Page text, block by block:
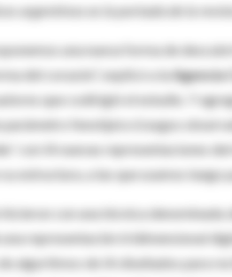
argentinos es la portada de la
una nueva forma de
del corazón”, explicó a laAgencia
que codirigió el estudio. Y
fenotípico (rasgos
con IA nuevas representaciones
estructura, a las que usamos luego
hicieron con una técnica denominada
una representación tridimensional
algoritmos de IA diseñados para